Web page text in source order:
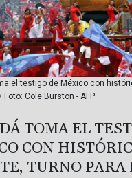
el testigo de México con
Foto: Cole Burston - AFP
TOMA EL
CON
TURNO PARA